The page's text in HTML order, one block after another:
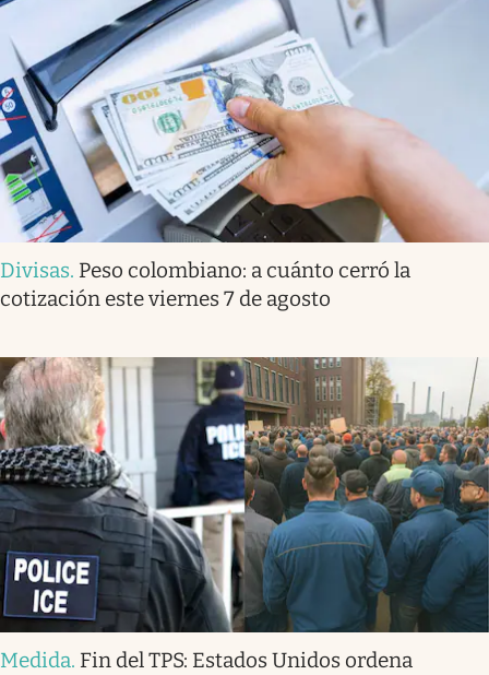
Divisas. Peso colombiano: a cuánto cerró la
cotización este viernes 7 de agosto
Medida. Fin del TPS: Estados Unidos ordena